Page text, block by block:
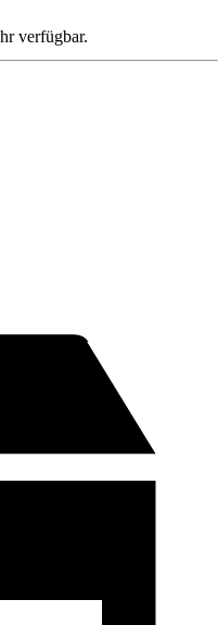
verfügbar.